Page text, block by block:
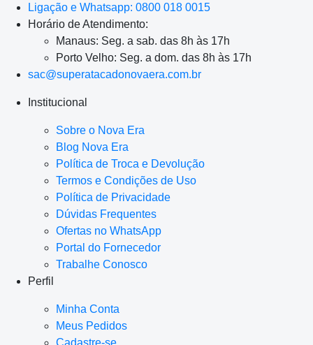
Ligação e Whatsapp: 0800 018 0015
Horário de Atendimento:
Manaus: Seg. a sab. das 8h às 17h
Porto Velho: Seg. a dom. das 8h às 17h
sac@superatacadonovaera.com.br
Institucional
Sobre o Nova Era
Blog Nova Era
Política de Troca e Devolução
Termos e Condições de Uso
Política de Privacidade
Dúvidas Frequentes
Ofertas no WhatsApp
Portal do Fornecedor
Trabalhe Conosco
Perfil
Minha Conta
Meus Pedidos
Cadastre-se